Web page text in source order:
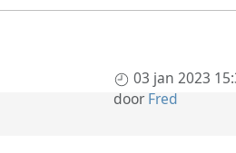
03 jan 2023
doorFred